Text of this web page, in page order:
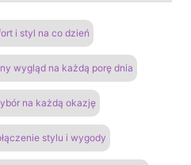
i styl na co dzień
wygląd na każdą porę dnia
na każdą okazję
stylu i wygody